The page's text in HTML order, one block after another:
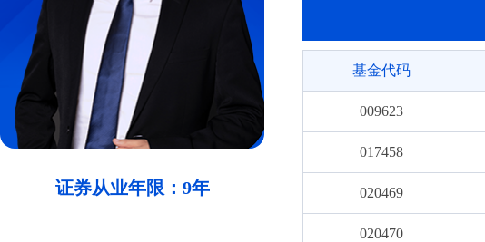
证券从业年限：9年
基金代码
009623
017458
020469
020470